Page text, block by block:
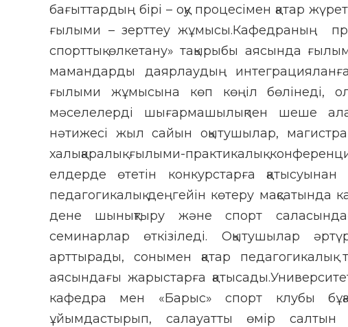
бағыттардың бірі – оқу процесімен қатар
ғылыми – зерттеу жұмысы.Кафедраның
спорттық өлкетану» тақырыбы аясында
мамандарды даярлаудың
ғылыми жұмысына көп көңіл бөлінеді,
мәселелерді шығармашылықпен шеше
нәтижесі жыл сайын оқытушылар,
халықаралық ғылыми-практикалық
елдерде өтетін конкурстарға қатысуынан
педагогикалық деңгейін көтеру мақсатында
дене шынықтыру және спорт
семинарлар өткізіледі. Оқытушылар
арттырады, сонымен қатар
аясындағы жарыстарға
кафедра мен «Барыс» спорт клубы
ұйымдастырып, салауатты өмір салтын